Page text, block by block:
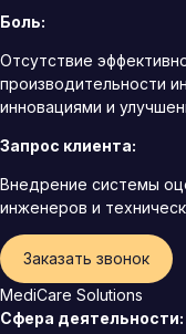
Боль:
Отсутствие
производительности
инновациями и
Запрос клиента:
Внедрение системы
инженеров и
Заказать звонок
MediCare Solutions
Сфера деятельности: